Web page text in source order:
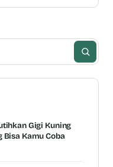
Gigi Kuning
Bisa Kamu Coba